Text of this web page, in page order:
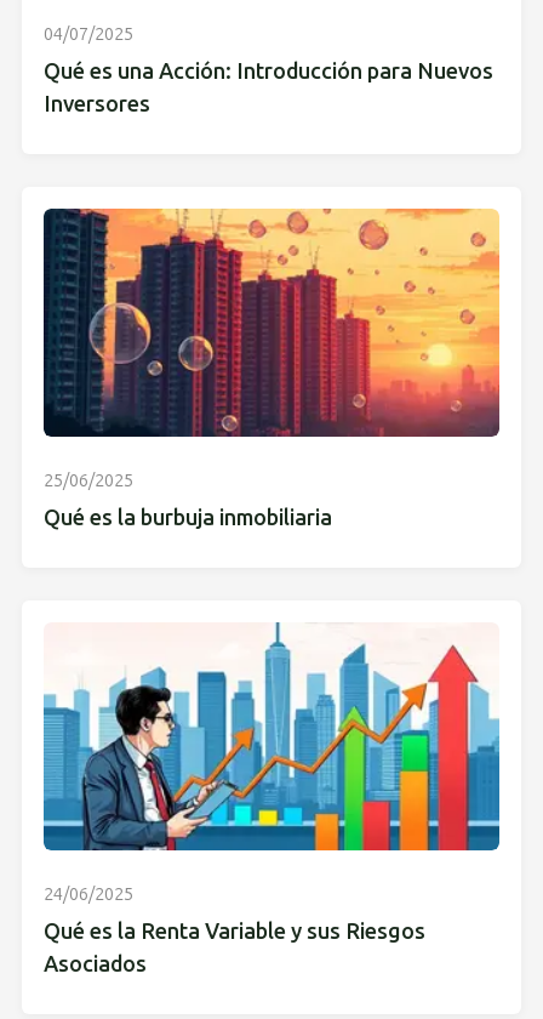
04/07/2025
Qué es una Acción: Introducción para Nuevos
Inversores
25/06/2025
Qué es la burbuja inmobiliaria
24/06/2025
Qué es la Renta Variable y sus Riesgos
Asociados